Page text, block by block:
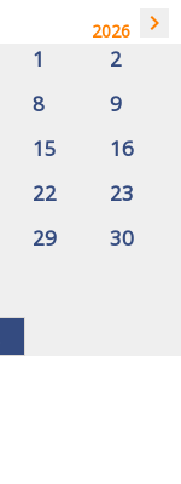
2026 navigate_next
1
2
8
9
15
16
22
23
29
30